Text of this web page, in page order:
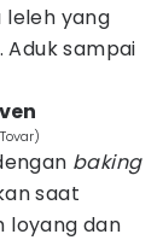
leleh yang
Aduk sampai
baking
saat
loyang dan